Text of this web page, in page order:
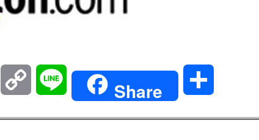
Gmail Copy Share